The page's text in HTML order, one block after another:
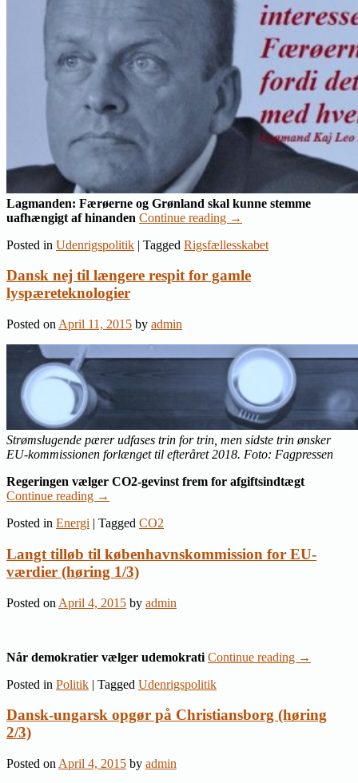
Lagmanden: Færøerne og Grønland skal kunne stemme
uafhængigt af hinanden Continue reading →
Posted in Udenrigspolitik | Tagged Rigsfællesskabet
Dansk nej til længere respit for gamle
lyspæreteknologier
Posted on April 11, 2015 by admin
Strømslugende pærer udfases trin for trin, men sidste trin ønsker
EU-kommissionen forlænget til efteråret 2018. Foto: Fagpressen
Regeringen vælger CO2-gevinst frem for afgiftsindtægt
Continue reading →
Posted in Energi | Tagged CO2
Langt tilløb til københavnskommission for EU-
værdier (høring 1/3)
Posted on April 4, 2015 by admin
Når demokratier vælger udemokrati Continue reading →
Posted in Politik | Tagged Udenrigspolitik
Dansk-ungarsk opgør på Christiansborg (høring
2/3)
Posted on April 4, 2015 by admin